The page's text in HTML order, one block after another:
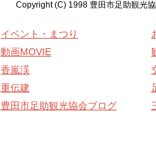
Copyright (C) 1998 豊田市足助観光
イベント・まつり
動画MOVIE
香嵐渓
重伝建
豊田市足助観光協会ブログ